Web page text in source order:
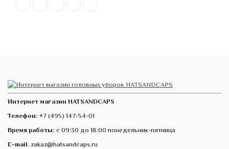
Интернет магазин HATSANDCAPS
Телефон: +7 (495) 147-54-01
Время работы: с 09:30 до 18:00 понедельник-пятница
E-mail. zakaz@hatsandcaps.ru